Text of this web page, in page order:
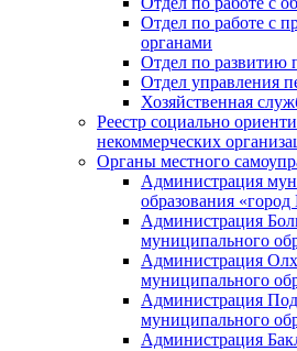
Отдел по работе с
органами
Отдел по развитию
Отдел управления
Хозяйственная
Реестр социально
некоммерческих
Органы местного
Администрация
образования
Администрация
муниципального
Администрация
муниципального
Администрация
муниципального
Администрация